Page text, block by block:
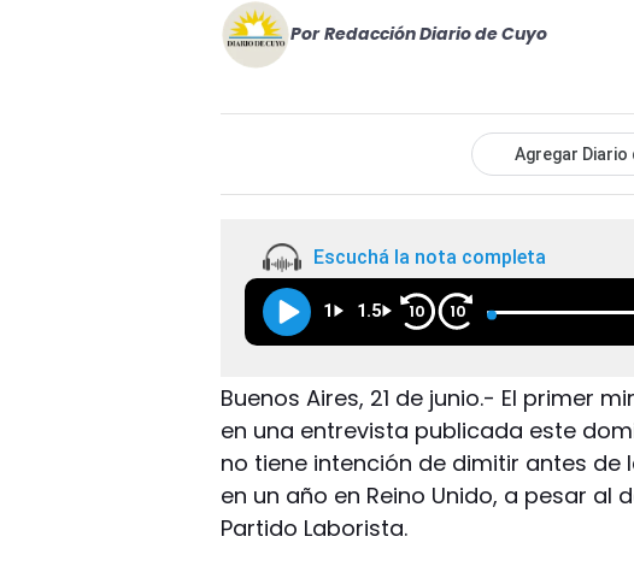
Por Redacción Diario de Cuyo
Agregar Diario
Escuchá la nota completa
1 1.5 10 10
Buenos Aires, 21 de junio.- El primer
en una entrevista publicada este
no tiene intención de dimitir antes de
en un año en Reino Unido, a pesar
Partido Laborista.